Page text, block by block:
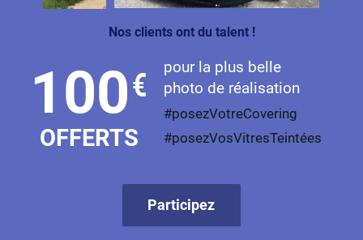
Nos clients ont du talent !
100€
OFFERTS
pour la plus belle
photo de réalisation
#posezVotreCovering
#posezVosVitresTeintées
Participez